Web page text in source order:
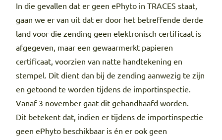
In die gevallen dat er geen ePhyto in TRACES staat,
gaan we er van uit dat er door het betreffende derde
land voor die zending geen elektronisch certificaat is
afgegeven, maar een gewaarmerkt papieren
certificaat, voorzien van natte handtekening en
stempel. Dit dient dan bij de zending aanwezig te zijn
en getoond te worden tijdens de importinspectie.
Vanaf 3 november gaat dit gehandhaafd worden.
Dit betekent dat, indien er tijdens de importinspectie
geen ePhyto beschikbaar is én er ook geen